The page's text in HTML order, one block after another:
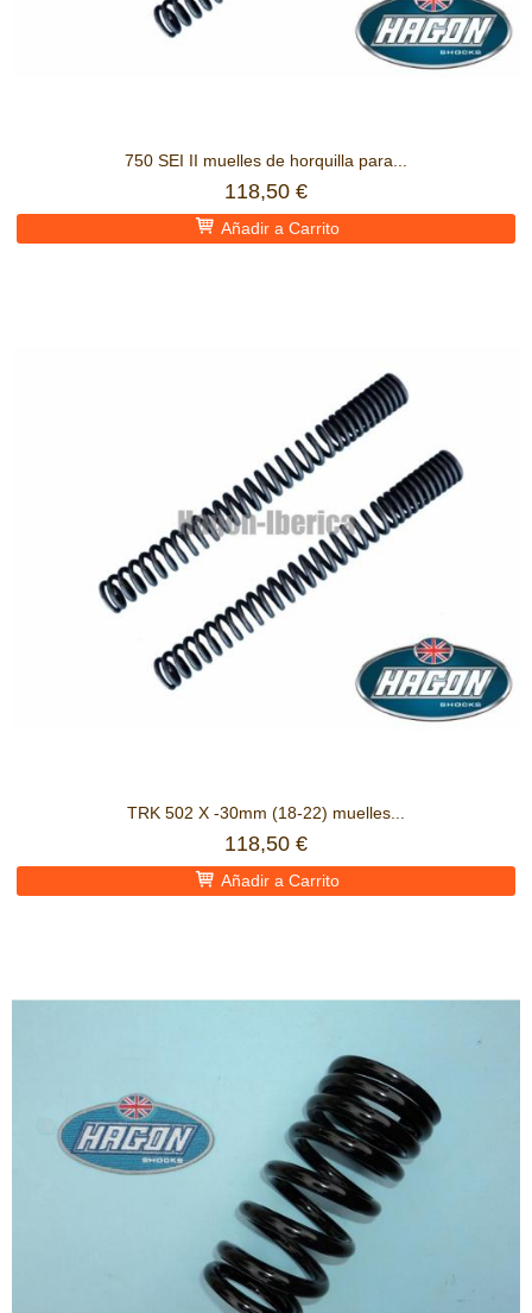
750 SEI II muelles de horquilla para...
118,50 €
Añadir a Carrito
TRK 502 X -30mm (18-22) muelles...
118,50 €
Añadir a Carrito